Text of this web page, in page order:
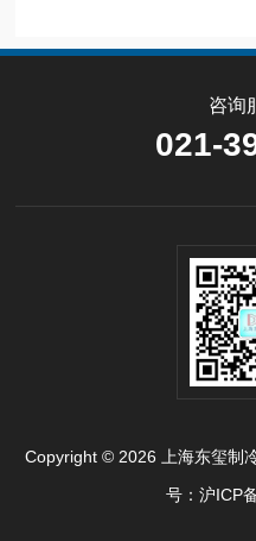
咨询
021-
Copyright © 2026 上海东玺
号：沪ICP